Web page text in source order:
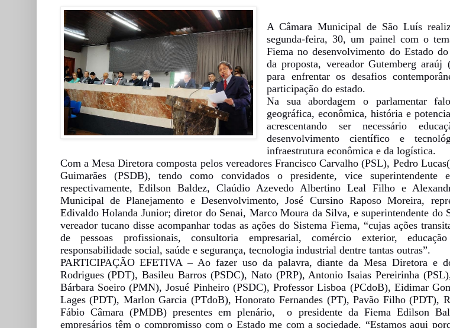
A Câmara Municipal de São Luís
segunda-feira, 30, um painel com o
Fiema no desenvolvimento do Estado
da proposta, vereador Gutemberg araúj
para enfrentar os desafios
participação do estado.
Na sua abordagem o parlamentar
geográfica, econômica, história e
acrescentando ser necessário
desenvolvimento científico e
infraestrutura econômica e da logística.
Com a Mesa Diretora composta pelos vereadores Francisco Carvalho (PSL), Pedro
Guimarães (PSDB), tendo como convidados o presidente, vice superintendente
respectivamente, Edilson Baldez, Claúdio Azevedo Albertino Leal Filho e
Municipal de Planejamento e Desenvolvimento, José Cursino Raposo Moreira,
Edivaldo Holanda Junior; diretor do Senai, Marco Moura da Silva, e superintendente do
vereador tucano disse acompanhar todas as ações do Sistema Fiema, “cujas ações
de pessoas profissionais, consultoria empresarial, comércio exterior,
responsabilidade social, saúde e segurança, tecnologia industrial dentre tantas outras”.
PARTICIPAÇÃO EFETIVA – Ao fazer uso da palavra, diante da Mesa Diretora e
Rodrigues (PDT), Basileu Barros (PSDC), Nato (PRP), Antonio Isaias Pereirinha
Bárbara Soeiro (PMN), Josué Pinheiro (PSDC), Professor Lisboa (PCdoB), Eidimar
Lages (PDT), Marlon Garcia (PTdoB), Honorato Fernandes (PT), Pavão Filho (PDT),
Fábio Câmara (PMDB) presentes em plenário,
o presidente da Fiema Edilson
empresários têm o compromisso com o Estado me com a sociedade. “Estamos aqui